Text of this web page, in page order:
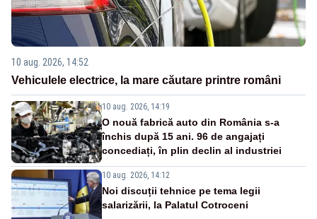
10 aug. 2026, 14:52
Vehiculele electrice, la mare căutare printre români
10 aug. 2026, 14:19
O nouă fabrică auto din România s-a
închis după 15 ani. 96 de angajați
concediați, în plin declin al industriei
10 aug. 2026, 14:12
Noi discuții tehnice pe tema legii
salarizării, la Palatul Cotroceni